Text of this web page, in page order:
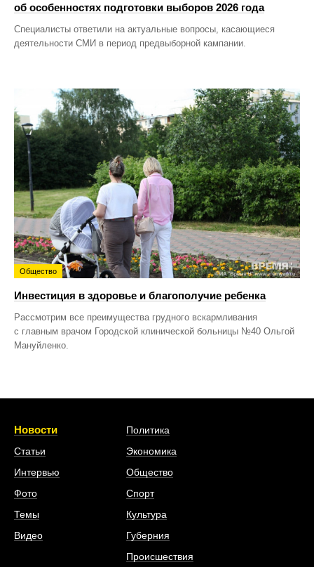
об особенностях подготовки выборов 2026 года
Специалисты ответили на актуальные вопросы, касающиеся
деятельности СМИ в период предвыборной кампании.
Общество
Инвестиция в здоровье и благополучие ребенка
Рассмотрим все преимущества грудного вскармливания
с главным врачом Городской клинической больницы №40 Ольгой
Мануйленко.
Новости
Статьи
Интервью
Фото
Темы
Видео
Политика
Экономика
Общество
Спорт
Культура
Губерния
Происшествия